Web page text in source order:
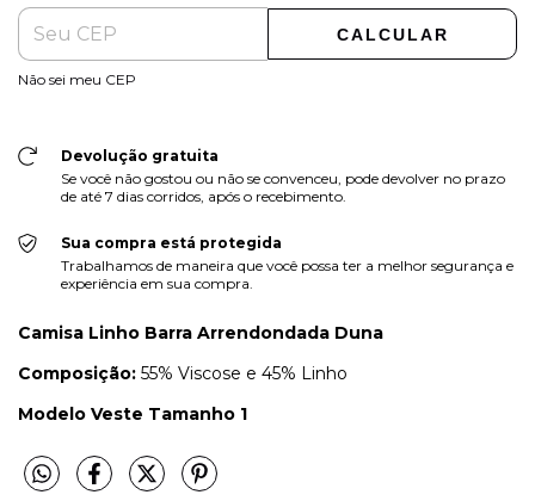
CALCULAR
Não sei meu CEP
Devolução gratuita
Se você não gostou ou não se convenceu, pode devolver no prazo
de até 7 dias corridos, após o recebimento.
Sua compra está protegida
Trabalhamos de maneira que você possa ter a melhor segurança e
experiência em sua compra.
Camisa Linho Barra Arrendondada Duna
Composição: 55% Viscose e 45% Linho
Modelo Veste Tamanho 1